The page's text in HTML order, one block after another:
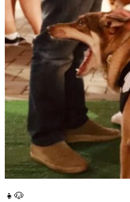
👧🐶